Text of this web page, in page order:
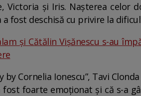
Victoria și Iris. Nașterea
fost deschisă cu privire la
și Cătălin Vișănescu s-au
by Cornelia Ionescu”, Tavi
fost foarte emoționat și că s-a